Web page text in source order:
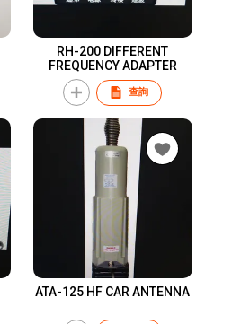
RH-200 DIFFERENT
FREQUENCY ADAPTER
查詢
ATA-125 HF CAR ANTENNA